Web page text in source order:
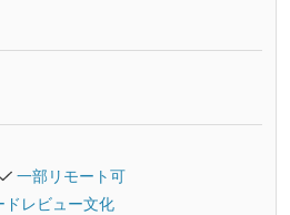
一部リモート可
ドレビュー文化